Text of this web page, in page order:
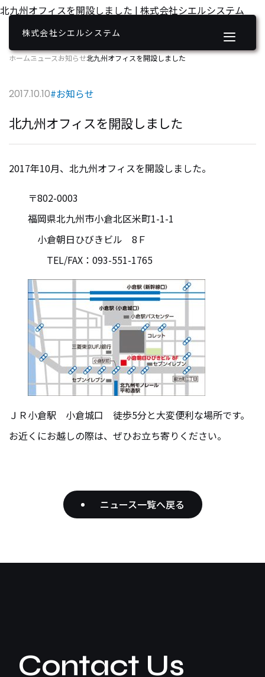
北九州オフィスを開設しました | 株式会社シエルシステム
株式会社シエルシステム
ホームニュースお知らせ北九州オフィスを開設しました
2017.10.10#お知らせ
北九州オフィスを開設しました
2017年10月、北九州オフィスを開設しました。
〒802-0003
福岡県北九州市小倉北区米町1-1-1
小倉朝日ひびきビル 8Ｆ
TEL/FAX：093-551-1765
ＪＲ小倉駅 小倉城口 徒歩5分と大変便利な場所です。
お近くにお越しの際は、ぜひお立ち寄りください。
ニュース一覧へ戻る
Contact Us